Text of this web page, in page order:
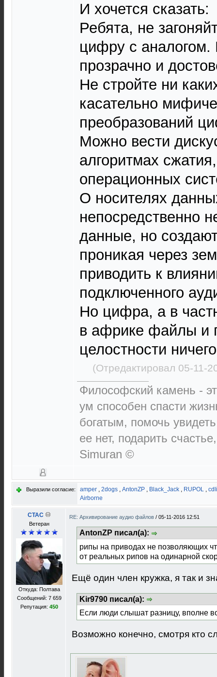
И хочется сказать:
Ребята, не
цифру с
прозрачно и
Не стройте ни
касательно
преобразований
Можно вести
алгоритмах
операционных
О носителях
непосредственно
данные, но
проникая через
приводить к
подключенного
Но цифра, а в
в африке файлы и
целостности
(Отредактировал 05-11-
Философский камень -
ум способен спасти
богатым, помочь
ее нет, подарить
Simuran ©
Выразили согласие: amper , 2dogs , AntonZP , Black_Jack , RUPOL ,
Airborne
CTAC
Ветеран
Откуда: Полтава
Сообщений: 7 659
Репутация: 450
RE: Архивирование аудио файлов / 05-11-2016 12:51
AntonZP писал(а):
рипы на приводах не позволяющих
от реальных рипов на одинарной
Ещё один член кружка, я так и
Kir9790 писал(а):
Если люди слышат разницу, вполне
Возможно конечно, смотря кто